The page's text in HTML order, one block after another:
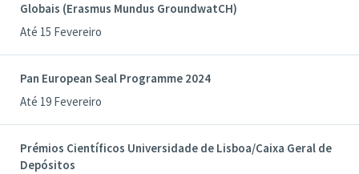
Globais (Erasmus Mundus GroundwatCH)
Até 15 Fevereiro
Pan European Seal Programme 2024
Até 19 Fevereiro
Prémios Científicos Universidade de Lisboa/Caixa Geral de
Depósitos